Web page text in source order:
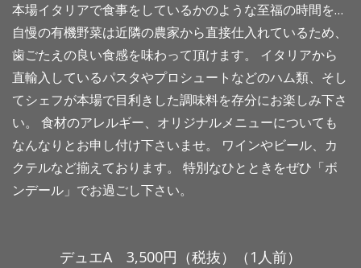
本場イタリアで食事をしているかのような至福の時間を…
自慢の有機野菜は近隣の農家から直接仕入れているため、
歯ごたえの良い食感を味わって頂けます。 イタリアから
直輸入しているパスタやプロシュートなどのハム類、そし
てシェフが本場で目利きした調味料を存分にお楽しみ下さ
い。 食材のアレルギー、オリジナルメニューについても
なんなりとお申し付け下さいませ。 ワインやビール、カ
クテルなど揃えております。 特別なひとときをぜひ「ボ
ンデール」でお過ごし下さい。
デュエA 3,500円（税抜）（1人前）